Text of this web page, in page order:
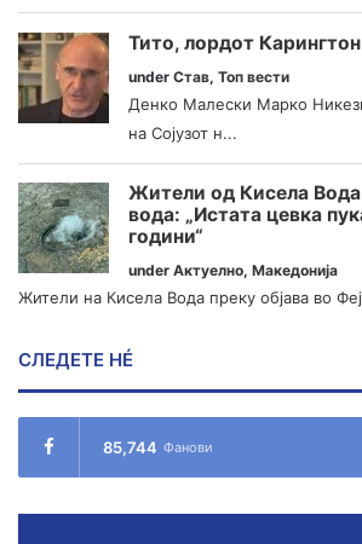
Тито, лордот
under Став, Топ вести
Денко Малески Марко
на Сојузот н...
Жители од Кисела
вода: „Истата цевка
години“
under Актуелно, Македонија
Жители на Кисела Вода преку објава во
СЛЕДЕТЕ НÉ
85,744 Фанови